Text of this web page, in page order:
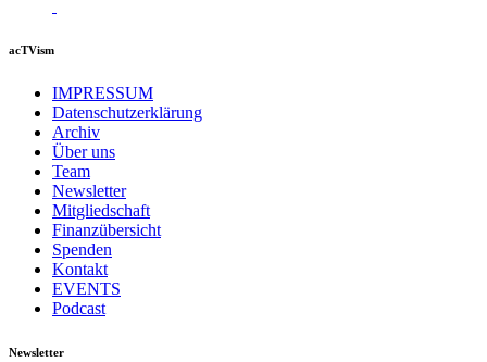
acTVism
IMPRESSUM
Datenschutzerklärung
Archiv
Über uns
Team
Newsletter
Mitgliedschaft
Finanzübersicht
Spenden
Kontakt
EVENTS
Podcast
Newsletter